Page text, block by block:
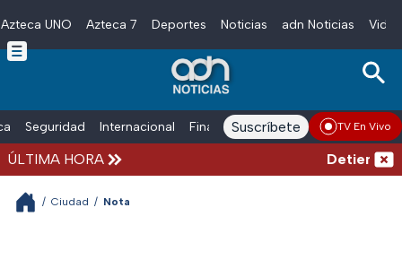
Skip to main content
Azteca UNO Azteca 7 Deportes Noticias adn Noticias
Seguridad Internacional Finanzas adn Noticias Radio
Suscríbete TV En Vivo
ÚLTIMA HORA Detienen al
/ Ciudad / Nota